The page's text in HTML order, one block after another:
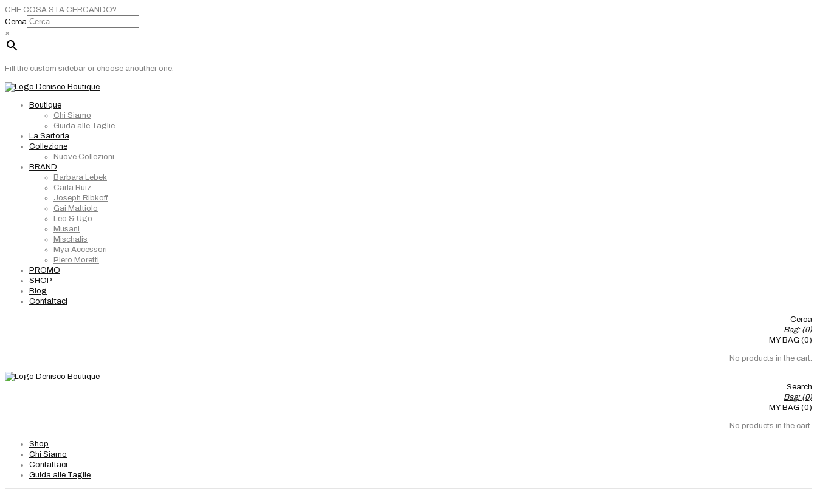
CHE COSA STA CERCANDO?
Cerca
×
Fill the custom sidebar or choose anouther one.
Boutique
Chi Siamo
Guida alle Taglie
La Sartoria
Collezione
Nuove Collezioni
BRAND
Barbara Lebek
Carla Ruiz
Joseph Ribkoff
Gai Mattiolo
Leo & Ugo
Musani
Mischalis
Mya Accessori
Piero Moretti
PROMO
SHOP
Blog
Contattaci
Cerca
Bag: (0)
MY BAG (0)
No products in the cart.
Search
Bag: (0)
MY BAG (0)
No products in the cart.
Shop
Chi Siamo
Contattaci
Guida alle Taglie